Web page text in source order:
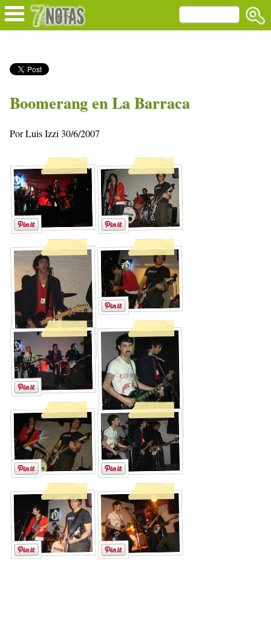
Boomerang en La Barraca
Por Luis Izzi 30/6/2007